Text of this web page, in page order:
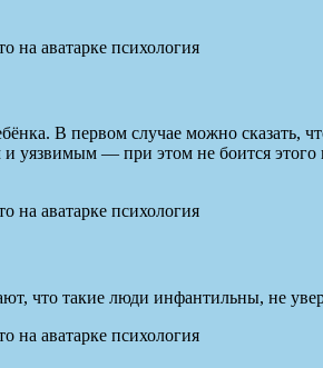
В первом случае можно сказать,
уязвимым — при этом не боится
что такие люди инфантильны, не